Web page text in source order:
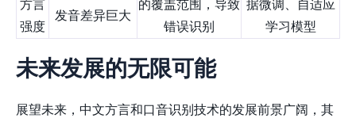
方言
强度
发音差异巨大
的覆盖范围，导致
错误识别
据微调、自适应
学习模型
未来发展的无限可能
展望未来，中文方言和口音识别技术的发展前景广阔，其